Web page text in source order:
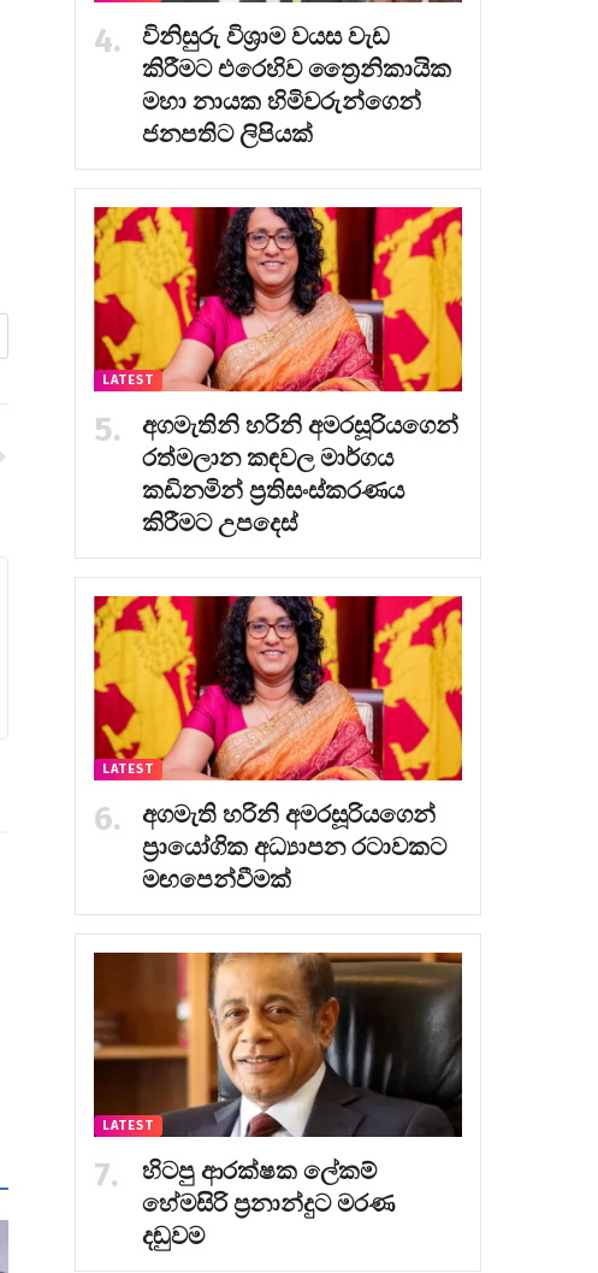
විනිසුරු විශ්‍රාම වයස වැඩ
කිරීමට එරෙහිව ත්‍රෛනිකායික
මහා නායක හිමිවරුන්ගෙන්
ජනපතිට ලිපියක්
LATEST
අගමැතිනි හරිනි අමරසූරියගෙන්
රත්මලාන කඳවල මාර්ගය
කඩිනමින් ප්‍රතිසංස්කරණය
කිරීමට උපදෙස්
LATEST
අගමැති හරිනි අමරසූරියගෙන්
ප්‍රායෝගික අධ්‍යාපන රටාවකට
මඟපෙන්වීමක්
LATEST
හිටපු ආරක්ෂක ලේකම්
හේමසිරි ප්‍රනාන්දුට මරණ
දඬුවම